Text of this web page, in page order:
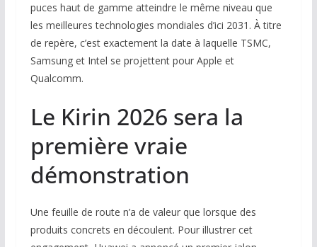
puces haut de gamme atteindre le même niveau que
les meilleures technologies mondiales d’ici 2031. À titre
de repère, c’est exactement la date à laquelle TSMC,
Samsung et Intel se projettent pour Apple et
Qualcomm.
Le Kirin 2026 sera la
première vraie
démonstration
Une feuille de route n’a de valeur que lorsque des
produits concrets en découlent. Pour illustrer cet